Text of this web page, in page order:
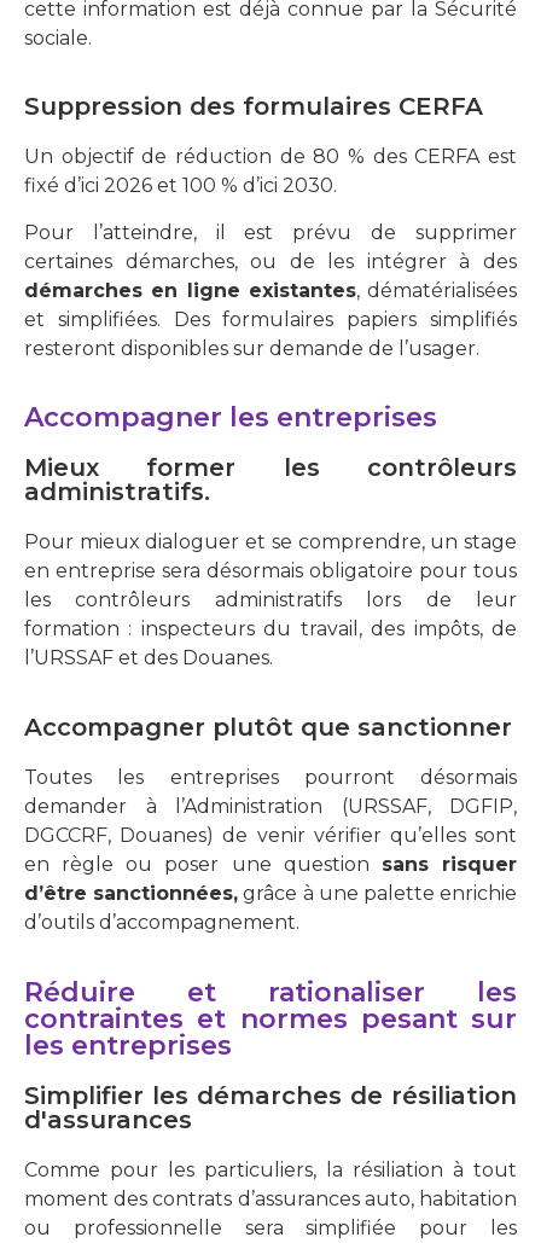
cette information est déjà connue par la Sécurité
sociale.
Suppression des formulaires CERFA
Un objectif de réduction de 80 % des CERFA est
fixé d’ici 2026 et 100 % d’ici 2030.
Pour l’atteindre, il est prévu de supprimer
certaines démarches, ou de les intégrer à des
démarches en ligne existantes, dématérialisées
et simplifiées. Des formulaires papiers simplifiés
resteront disponibles sur demande de l’usager.
Accompagner les entreprises
Mieux former les contrôleurs
administratifs.
Pour mieux dialoguer et se comprendre, un stage
en entreprise sera désormais obligatoire pour tous
les contrôleurs administratifs lors de leur
formation : inspecteurs du travail, des impôts, de
l’URSSAF et des Douanes.
Accompagner plutôt que sanctionner
Toutes les entreprises pourront désormais
demander à l’Administration (URSSAF, DGFIP,
DGCCRF, Douanes) de venir vérifier qu’elles sont
en règle ou poser une question sans risquer
d’être sanctionnées, grâce à une palette enrichie
d’outils d’accompagnement.
Réduire et rationaliser les
contraintes et normes pesant sur
les entreprises
Simplifier les démarches de résiliation
d'assurances
Comme pour les particuliers, la résiliation à tout
moment des contrats d’assurances auto, habitation
ou professionnelle sera simplifiée pour les